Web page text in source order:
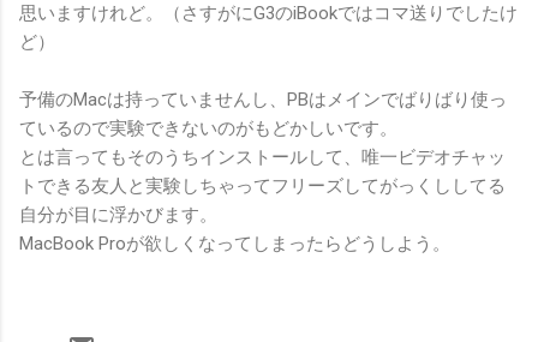
思いますけれど。（さすがにG3のiBookではコマ送りでしたけ
ど）
予備のMacは持っていませんし、PBはメインでばりばり使っ
ているので実験できないのがもどかしいです。
とは言ってもそのうちインストールして、唯一ビデオチャッ
トできる友人と実験しちゃってフリーズしてがっくししてる
自分が目に浮かびます。
MacBook Proが欲しくなってしまったらどうしよう。